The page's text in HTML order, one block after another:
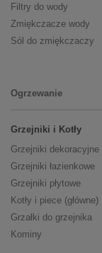
Filtry do wody
Zmiękczacze wody
Sól do zmiękczaczy
Ogrzewanie
Grzejniki i Kotły
Grzejniki dekoracyjne
Grzejniki łazienkowe
Grzejniki płytowe
Kotły i piece (główne)
Grzałki do grzejnika
Kominy